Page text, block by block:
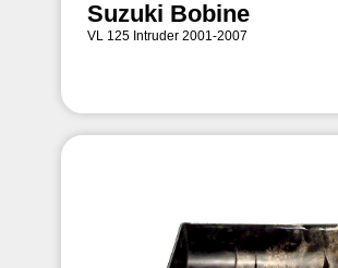
Suzuki Bobine
VL 125 Intruder 2001-2007